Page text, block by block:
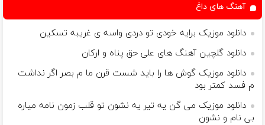
آهنگ های داغ
دانلود موزیک برایه خودی تو دردی واسه ی غریبه تسکین
دانلود گلچین آهنگ های علی حق پناه و ارکان
دانلود موزیک گوش ها را باید شست قرن ما م بصر اگر نداشت
م فسد کمتر بود
دانلود موزیک می گن یه تیر یه نشون تو قلب زمون نامه میاره
بی نام و نشون